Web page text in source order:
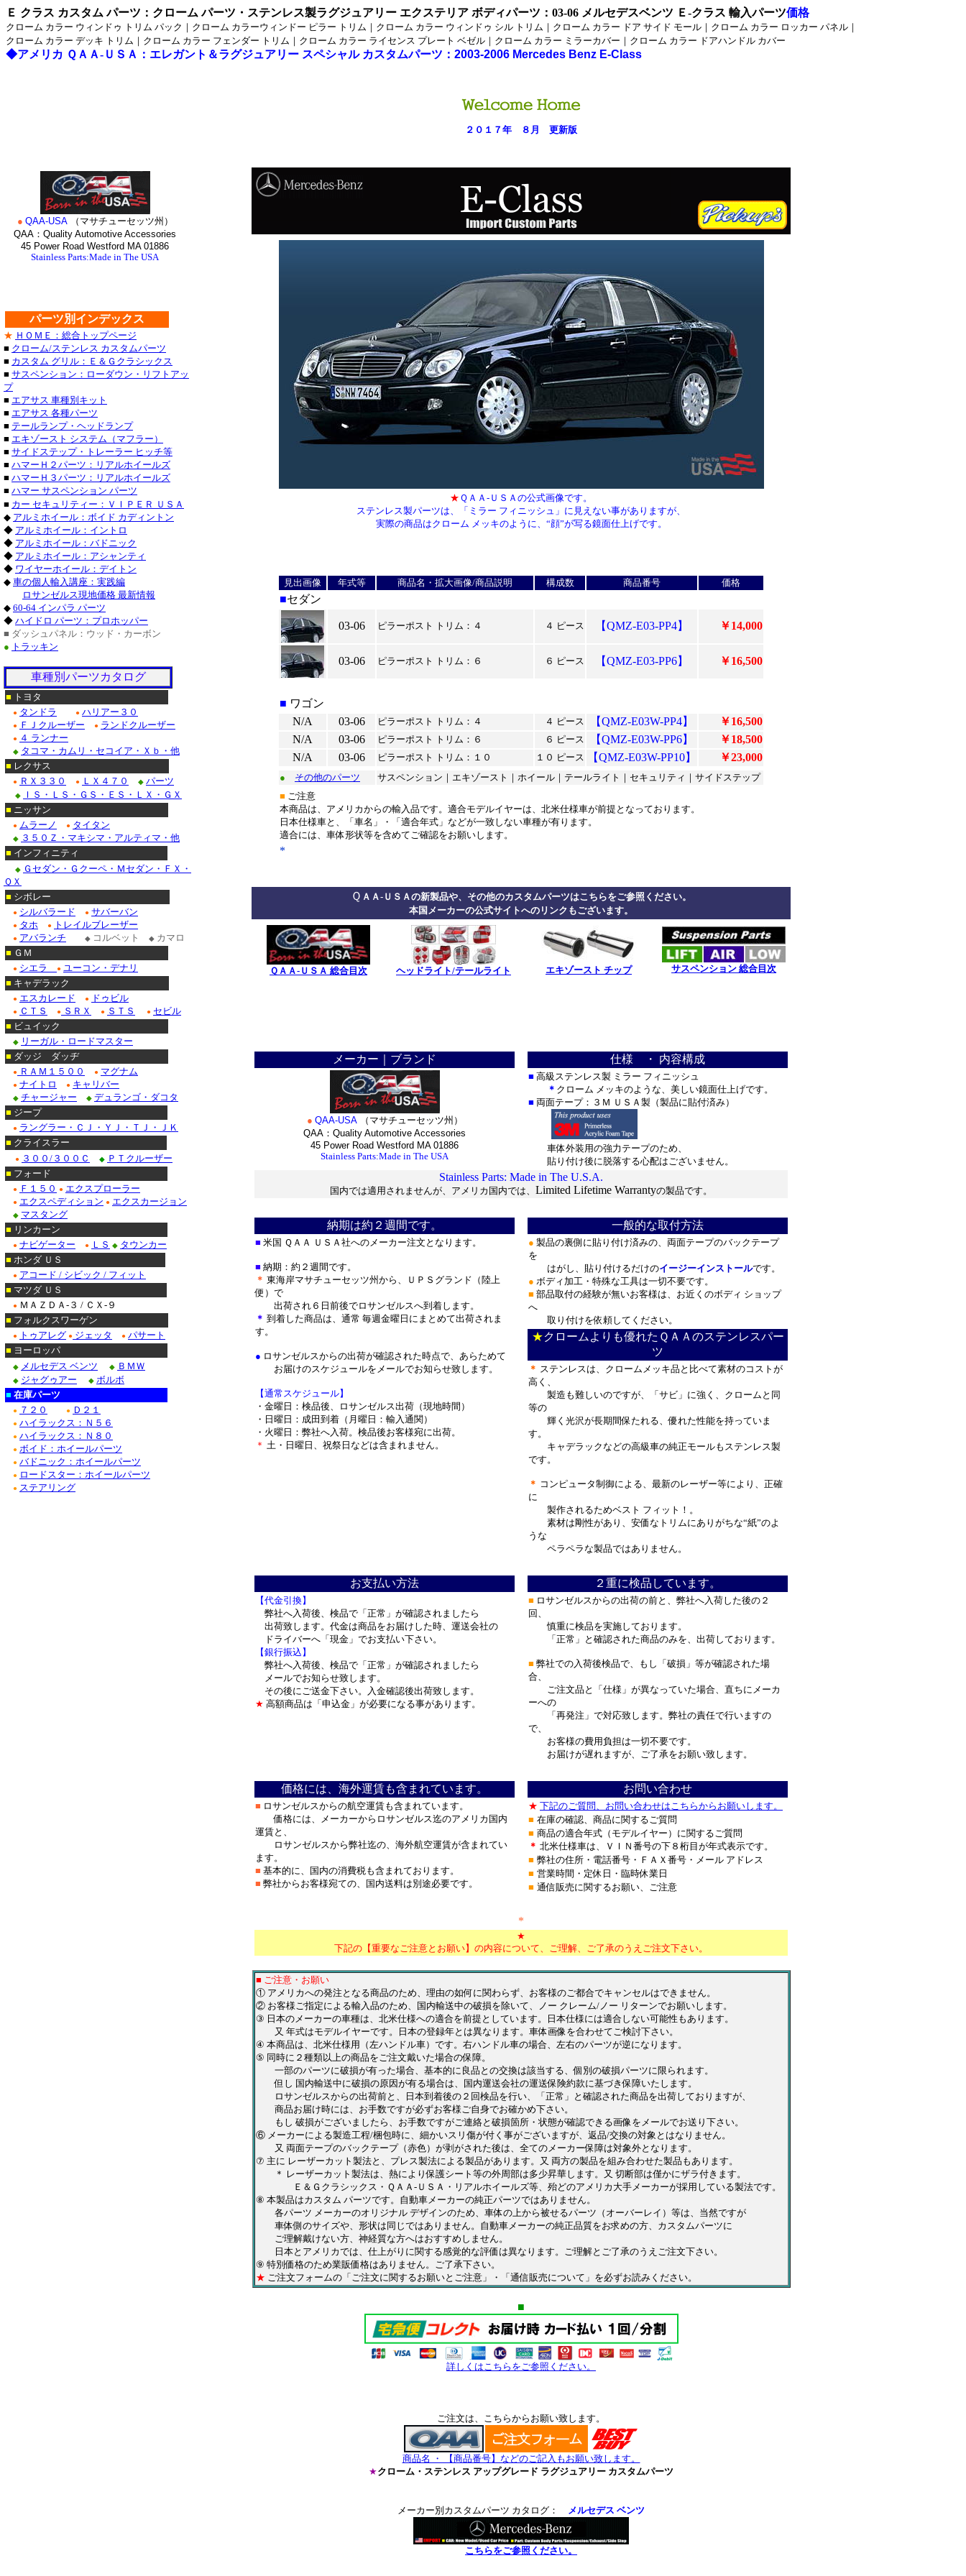
２０１７年 ８月 更新版
★ ＱＡＡ-ＵＳＡの公式画像です。
ステンレス製パーツは、「ミラー フィニッシュ」に見えない事がありますが、
実際の商品はクローム メッキのように、“顔”が写る鏡面仕上げです。
見出画像 年式等 商品名・拡大画像/商品説明 構成数 商品番号 価格
■セダン
03-06 ピラーポスト トリム：４ ４ ピース 【QMZ-E03-PP4】 ￥14,000
03-06 ピラーポスト トリム：６ ６ ピース 【QMZ-E03-PP6】 ￥16,500
■ ワゴン
N/A
03-06 ピラーポスト トリム：４ ４ ピース 【QMZ-E03W-PP4】
￥16,500
N/A
03-06 ピラーポスト トリム：６ ６ ピース 【QMZ-E03W-PP6】
￥18,500
N/A
03-06 ピラーポスト トリム：１０ １０ ピース 【QMZ-E03W-PP10】 ￥23,000
● その他のパーツ
サスペンション｜エキゾースト｜ホイール｜テールライト｜セキュリティ｜サイドステップ
■ ご注意
本商品は、アメリカからの輸入品です。適合モデルイヤーは、北米仕様車が前提となっております。
日本仕様車と、「車名」・「適合年式」などが一致しない車種が有ります。
適合には、車体形状等を含めてご確認をお願いします。
*
Ｑ ＡＡ-ＵＳＡの新製品や、その他のカスタムパーツはこちらをご参照ください。
本国メーカーの公式サイトへのリンクもございます。
ＱＡＡ-ＵＳＡ 総合目次 ヘッドライト/テールライト エキゾースト チップ サスペンション 総合目次
メーカー｜ブランド 仕様 ・ 内容構成
● QAA-USA
（マサチューセッツ州）
QAA：Quality Automotive Accessories
45 Power Road Westford MA 01886
Stainless Parts:Made in The USA
■ 高級ステンレス製 ミラー フィニッシュ
＊ クローム メッキのような、美しい鏡面仕上げです。
■ 両面テープ：３Ｍ ＵＳＡ製（製品に貼付済み）
車体外装用の強力テープのため、
貼り付け後に脱落する心配はございません。
Stainless Parts: Made in The U.S.A.
国内では適用されませんが、アメリカ国内では、 Limited Lifetime Warrantyの製品です。
納期は約２週間です。
一般的な取付方法
■ 米国 ＱＡＡ ＵＳＡ社へのメーカー注文となります。
■ 納期：約２週間です。
＊ 東海岸マサチューセッツ州から、ＵＰＳグランド（陸上
便）で
出荷され ６日前後でロサンゼルスへ到着します。
＊ 到着した商品は、通常 毎週金曜日にまとめて出荷されま
す。
● ロサンゼルスからの出荷が確認された時点で、あらためて
お届けのスケジュールをメールでお知らせ致します。
【通常スケジュール】
・金曜日：検品後、ロサンゼルス出荷（現地時間）
・日曜日：成田到着（月曜日：輸入通関）
・火曜日：弊社へ入荷。検品後お客様宛に出荷。
＊ 土・日曜日、祝祭日などは含まれません。
● 製品の裏側に貼り付け済みの、両面テープのバックテープ
を
はがし、貼り付けるだけのイージーインストールです。
● ボディ加工・特殊な工具は一切不要です。
■ 部品取付の経験が無いお客様は、お近くのボディ ショップ
へ
取り付けを依頼してください。
★クロームよりも優れたＱＡＡのステンレスパー
ツ
＊ ステンレスは、クロームメッキ品と比べて素材のコストが
高く、
製造も難しいのですが、「サビ」に強く、クロームと同
等の
輝く光沢が長期間保たれる、優れた性能を持っていま
す。
キャデラックなどの高級車の純正モールもステンレス製
です。
＊ コンピュータ制御による、最新のレーザー等により、正確
に
製作されるためベスト フィット！。
素材は剛性があり、安価なトリムにありがちな“紙”のよ
うな
ペラペラな製品ではありません。
お支払い方法
２重に検品しています。
【代金引換】
弊社へ入荷後、検品で「正常」が確認されましたら
出荷致します。代金は商品をお届けした時、運送会社の
ドライバーへ「現金」でお支払い下さい。
【銀行振込】
弊社へ入荷後、検品で「正常」が確認されましたら
メールでお知らせ致します。
その後にご送金下さい。入金確認後出荷致します。
★ 高額商品は「申込金」が必要になる事があります。
■ ロサンゼルスからの出荷の前と、弊社へ入荷した後の２
回、
慎重に検品を実施しております。
「正常」と確認された商品のみを、出荷しております。
■ 弊社での入荷後検品で、もし「破損」等が確認された場
合、
ご注文品と「仕様」が異なっていた場合、直ちにメーカ
ーへの
「再発注」で対応致します。弊社の責任で行いますの
で、
お客様の費用負担は一切不要です。
お届けが遅れますが、ご了承をお願い致します。
価格には、海外運賃も含まれています。
お問い合わせ
■ ロサンゼルスからの航空運賃も含まれています。
価格には、メーカーからロサンゼルス迄のアメリカ国内
運賃と、
ロサンゼルスから弊社迄の、海外航空運賃が含まれてい
ます。
■ 基本的に、国内の消費税も含まれております。
■ 弊社からお客様宛ての、国内送料は別途必要です。
★ 下記のご質問、お問い合わせはこちらからお願いします。
■ 在庫の確認、商品に関するご質問
■ 商品の適合年式（モデルイヤー）に関するご質問
＊ 北米仕様車は、ＶＩＮ番号の下８桁目が年式表示です。
■ 弊社の住所・電話番号・ＦＡＸ番号・メール アドレス
■ 営業時間・定休日・臨時休業日
■ 通信販売に関するお願い、ご注意
*
★
下記の【重要なご注意とお願い】の内容について、ご理解、ご了承のうえご注文下さい。
■ ご注意・お願い
① アメリカへの発注となる商品のため、理由の如何に関わらず、お客様のご都合でキャンセルはできません。
② お客様ご指定による輸入品のため、国内輸送中の破損を除いて、ノー クレーム/ノー リターンでお願いします。
③ 日本のメーカーの車種は、北米仕様への適合を前提としています。日本仕様には適合しない可能性もあります。
又 年式はモデルイヤーです。日本の登録年とは異なります。車体画像を合わせてご検討下さい。
④ 本商品は、北米仕様用（左ハンドル車）です。右ハンドル車の場合、左右のパーツが逆になります。
⑤ 同時に２種類以上の商品をご注文戴いた場合の保障。
一部のパーツに破損が有った場合、基本的に良品との交換は該当する、個別の破損パーツに限られます。
但し 国内輸送中に破損の原因が有る場合は、国内運送会社の運送保険約款に基づき保障いたします。
ロサンゼルスからの出荷前と、日本到着後の２回検品を行い、「正常」と確認された商品を出荷しておりますが、
商品お届け時には、お手数ですが必ずお客様ご自身でお確かめ下さい。
もし 破損がございましたら、お手数ですがご連絡と破損箇所・状態が確認できる画像をメールでお送り下さい。
⑥ メーカーによる製造工程/梱包時に、細かいスリ傷が付く事がございますが、返品/交換の対象とはなりません。
又 両面テープのバックテープ（赤色）が剥がされた後は、全てのメーカー保障は対象外となります。
⑦ 主に レーザーカット製法と、プレス製法による製品があります。又 両方の製品を組み合わせた製品もあります。
＊ レーザーカット製法は、熱により保護シート等の外周部は多少昇華します。又 切断部は僅かにザラ付きます。
Ｅ＆Ｇクラシックス・ＱＡＡ-ＵＳＡ・リアルホイールズ等、殆どのアメリカ大手メーカーが採用している製法です。
⑧ 本製品はカスタム パーツです。自動車メーカーの純正パーツではありません。
各パーツ メーカーのオリジナル デザインのため、車体の上から被せるパーツ（オーバーレイ）等は、当然ですが
車体側のサイズや、形状は同じではありません。自動車メーカーの純正品質をお求めの方、カスタムパーツに
ご理解戴けない方、神経質な方へはおすすめしません。
日本とアメリカでは、仕上がりに関する感覚的な評価は異なります。ご理解とご了承のうえご注文下さい。
⑨ 特別価格のため業販価格はありません。ご了承下さい。
★ ご注文フォームの「ご注文に関するお願いとご注意」・「通信販売について」を必ずお読みください。
■
詳しくはこちらをご参照ください。
ご注文は、こちらからお願い致します。
商品名 ・ 【商品番号】などのご記入もお願い致します。
★クローム・ステンレス アップグレード ラグジュアリー カスタムパーツ
メーカー別カスタムパーツ カタログ： メルセデス ベンツ
こちらをご参照ください。
● QAA-USA
（マサチューセッツ州）
QAA：Quality Automotive Accessories
45 Power Road Westford MA 01886
Stainless Parts:Made in The USA
パーツ別インデックス
★ ＨＯＭＥ：総合トップページ
■ クローム/ステンレス カスタムパーツ
■ カスタム グリル：Ｅ＆Ｇクラシックス
■ サスペンション：ローダウン・リフトアッ
プ
■ エアサス 車種別キット
■ エアサス 各種パーツ
■ テールランプ・ヘッドランプ
■ エキゾースト システム（マフラー）
■ サイドステップ・トレーラー ヒッチ等
■ ハマーＨ２パーツ：リアルホイールズ
■ ハマーＨ３パーツ：リアルホイールズ
■ ハマー サスペンション パーツ
■ カー セキュリティー：ＶＩＰＥＲ ＵＳＡ
◆ アルミホイール：ボイド カディントン
◆ アルミホイール：イントロ
◆ アルミホイール：バドニック
◆ アルミホイール：アシャンティ
◆ ワイヤーホイール：デイトン
◆ 車の個人輸入講座：実践編
ロサンゼルス現地価格 最新情報
◆ 60-64 インパラ パーツ
◆ ハイドロ パーツ：プロホッパー
■ ダッシュパネル：ウッド・カーボン
● トラッキン
車種別パーツカタログ
■ トヨタ
● タンドラ ● ハリアー３０
● ＦＪクルーザー ● ランドクルーザー
● ４ ランナー
◆ タコマ・カムリ・セコイア・Ｘｂ・他
■ レクサス
● ＲＸ３３０ ● ＬＸ４７０ ◆ パーツ
◆
ＩＳ・ＬＳ・ＧＳ・ＥＳ・ＬＸ・ＧＸ
■ ニッサン
● ムラーノ ● タイタン
◆ ３５０Ｚ・マキシマ・アルティマ・他
■ インフィニティ
◆ Ｇセダン・Ｇクーペ・Ｍセダン・ＦＸ・
ＱＸ
■ シボレー
● シルバラード ● サバーバン
● タホ ● トレイルブレーザー
● アバランチ ◆ コルベット ◆ カマロ
■ ＧＭ
● シエラ ● ユーコン・デナリ
■ キャデラック
● エスカレード ● ドゥビル
● ＣＴＳ ● ＳＲＸ ● ＳＴＳ ● セビル
■ ビュイック
◆ リーガル・ロードマスター
■ ダッジ ダッヂ
● ＲＡＭ１５００ ● マグナム
● ナイトロ ● キャリバー
◆ チャージャー ◆ デュランゴ・ダコタ
■ ジープ
● ラングラー・ＣＪ・ＹＪ・ＴＪ・ＪＫ
■ クライスラー
● ３００/３００Ｃ ◆ ＰＴクルーザー
■ フォード
● Ｆ１５０ ● エクスプローラー
● エクスペディション ● エクスカージョン
◆ マスタング
■ リンカーン
● ナビゲーター ● ＬＳ ◆ タウンカー
■ ホンダ ＵＳ
● アコード / シビック / フィット
■ マツダ ＵＳ
● ＭＡＺＤＡ-３ / ＣＸ-９
■ フォルクスワーゲン
● トゥアレグ ● ジェッタ ● パサート
■ ヨーロッパ
◆ メルセデス ベンツ ◆ ＢＭＷ
◆ ジャグゥアー ◆ ボルボ
■ 在庫パーツ
● ７２０ ● Ｄ２１
● ハイラックス：Ｎ５６
● ハイラックス：Ｎ８０
● ボイド：ホイールパーツ
● バドニック：ホイールパーツ
● ロードスター：ホイールパーツ
● ステアリング
Ｅ クラス カスタム パーツ：クローム パーツ・ステンレス製ラグジュアリー エクステリア ボディパーツ ：03-06 メルセデスベンツ Ｅ-クラス 輸入パーツ価格
クローム カラー ウィンドゥ トリム パック｜クローム カラーウィンドー ピラー トリム｜クローム カラー ウィンドゥ シル トリム｜クローム カラー ドア サイド モール｜クローム カラー ロッカー パネル｜
クローム カラー デッキ トリム｜クローム カラー フェンダー トリム｜クローム カラー ライセンス プレート ベゼル｜クローム カラー ミラーカバー｜クローム カラー ドアハンドル カバー
◆アメリカ ＱＡＡ-ＵＳＡ：エレガント＆ラグジュアリー スペシャル カスタムパーツ： 2003-2006 Mercedes Benz E-Class